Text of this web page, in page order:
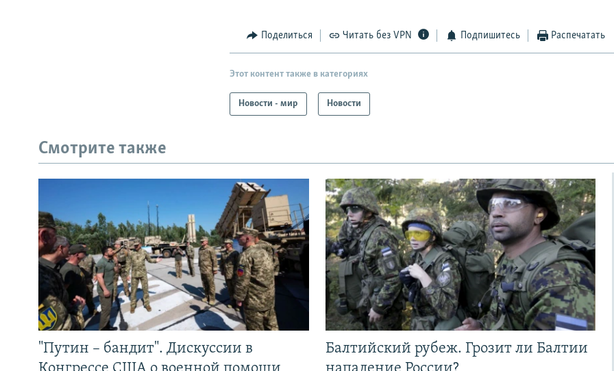
Поделиться Читать без VPN Подпишитесь Распечатать
Этот контент также в категориях
Новости - мир Новости
Смотрите также
"Путин – бандит". Дискуссии в
Балтийский рубеж. Грозит ли Балтии